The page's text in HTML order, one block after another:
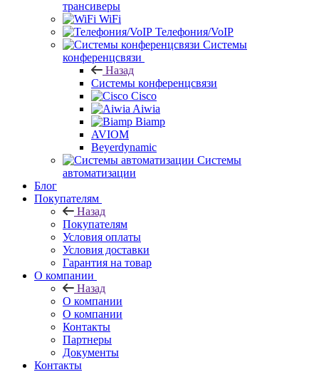
трансиверы
WiFi
Телефония/VoIP
Системы
конференцсвязи
Назад
Системы конференцсвязи
Cisco
Aiwia
Biamp
AVIOM
Beyerdynamic
Системы
автоматизации
Блог
Покупателям
Назад
Покупателям
Условия оплаты
Условия доставки
Гарантия на товар
О компании
Назад
О компании
О компании
Контакты
Партнеры
Документы
Контакты